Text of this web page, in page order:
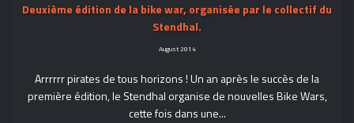
Deuxième édition de la bike war, organisée par le collectif du
Stendhal.
August 2014
Arrrrrr pirates de tous horizons ! Un an après le succès de la
première édition, le Stendhal organise de nouvelles Bike Wars,
cette fois dans une...